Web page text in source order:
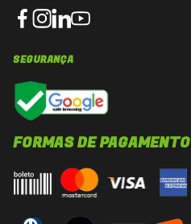
SEGURANÇA
FORMAS DE PAGAMENTO